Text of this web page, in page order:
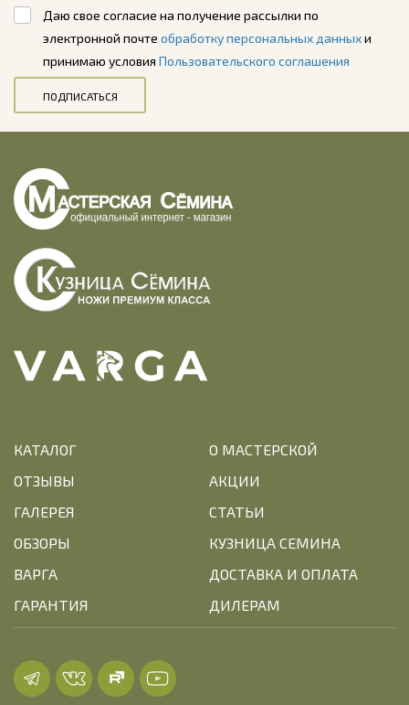
Даю свое согласие на получение рассылки по
электронной почте обработку персональных данныхи
принимаю условия Пользовательского соглашения
ПОДПИСАТЬСЯ
КАТАЛОГ
О МАСТЕРСКОЙ
ОТЗЫВЫ
АКЦИИ
ГАЛЕРЕЯ
СТАТЬИ
ОБЗОРЫ
КУЗНИЦА СЕМИНА
ВАРГА
ДОСТАВКА И ОПЛАТА
ГАРАНТИЯ
ДИЛЕРАМ